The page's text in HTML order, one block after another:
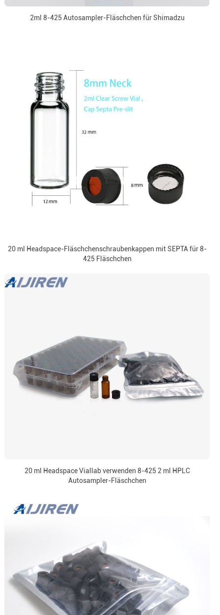
2ml 8-425 Autosampler-Fläschchen für Shimadzu
20 ml Headspace-Fläschchenschraubenkappen mit SEPTA für 8-
425 Fläschchen
20 ml Headspace Viallab verwenden 8-425 2 ml HPLC
Autosampler-Fläschchen